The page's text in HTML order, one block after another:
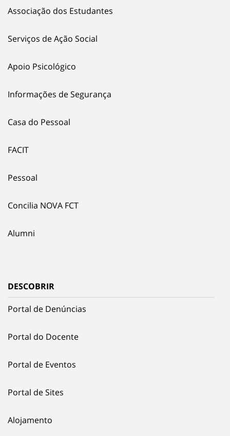
Associação dos Estudantes
Serviços de Ação Social
Apoio Psicológico
Informações de Segurança
Casa do Pessoal
FACIT
Pessoal
Concilia NOVA FCT
Alumni
DESCOBRIR
Portal de Denúncias
Portal do Docente
Portal de Eventos
Portal de Sites
Alojamento